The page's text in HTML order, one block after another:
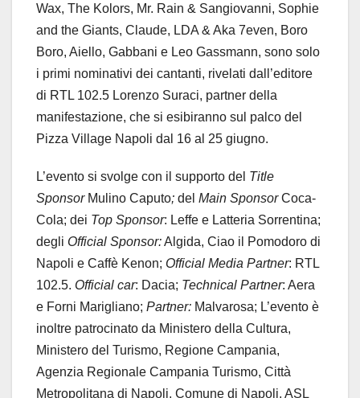
Wax, The Kolors, Mr. Rain & Sangiovanni, Sophie
and the Giants, Claude, LDA & Aka 7even, Boro
Boro, Aiello, Gabbani e Leo Gassmann, sono solo
i primi nominativi dei cantanti, rivelati dall’editore
di RTL 102.5 Lorenzo Suraci, partner della
manifestazione, che si esibiranno sul palco del
Pizza Village Napoli dal 16 al 25 giugno.
L’evento si svolge con il supporto del Title
SponsorMulino Caputo; del Main SponsorCoca-
Cola; dei Top Sponsor: Leffe e Latteria Sorrentina;
degli Official Sponsor:Algida, Ciao il Pomodoro di
Napoli e Caffè Kenon; Official Media Partner: RTL
102.5. Official car: Dacia; Technical Partner: Aera
e Forni Marigliano; Partner: Malvarosa; L’evento è
inoltre patrocinato da Ministero della Cultura,
Ministero del Turismo, Regione Campania,
Agenzia Regionale Campania Turismo, Città
Metropolitana di Napoli, Comune di Napoli, ASL